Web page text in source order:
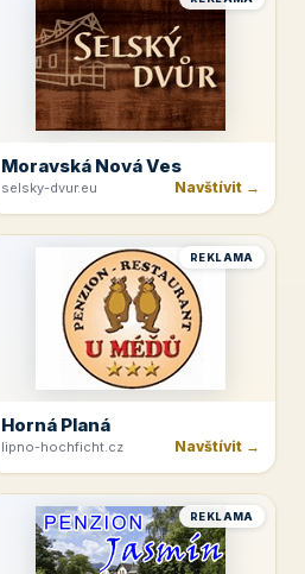
Moravská Nová Ves
selsky-dvur.eu Navštívit →
REKLAMA
Horná Planá
lipno-hochficht.cz Navštívit →
REKLAMA